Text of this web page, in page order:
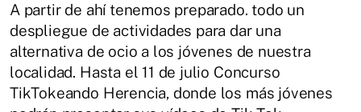
A partir de ahí tenemos preparado. todo un
despliegue de actividades para dar una
alternativa de ocio a los jóvenes de nuestra
localidad. Hasta el 11 de julio Concurso
TikTokeando Herencia, donde los más jóvenes